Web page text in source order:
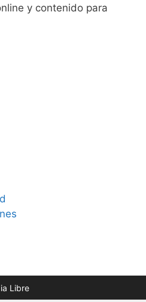
y contenido para